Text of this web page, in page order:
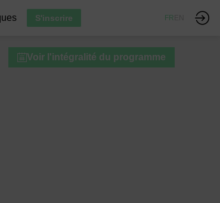
S'inscrire FR
Voir l'intégralité du programme